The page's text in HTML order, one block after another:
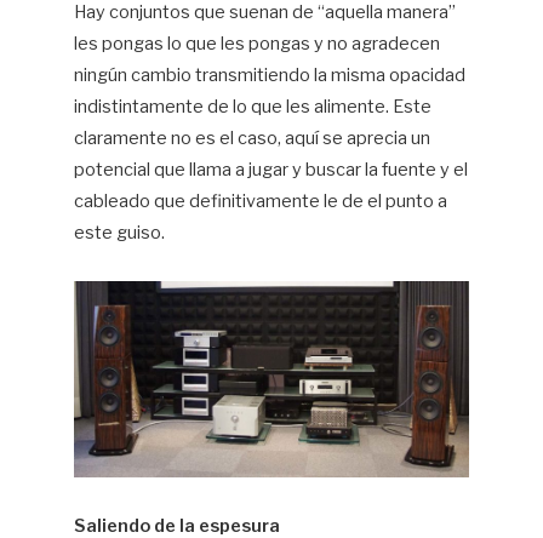
Hay conjuntos que suenan de “aquella manera”
les pongas lo que les pongas y no agradecen
ningún cambio transmitiendo la misma opacidad
indistintamente de lo que les alimente. Este
claramente no es el caso, aquí se aprecia un
potencial que llama a jugar y buscar la fuente y el
cableado que definitivamente le de el punto a
este guiso.
Saliendo de la espesura